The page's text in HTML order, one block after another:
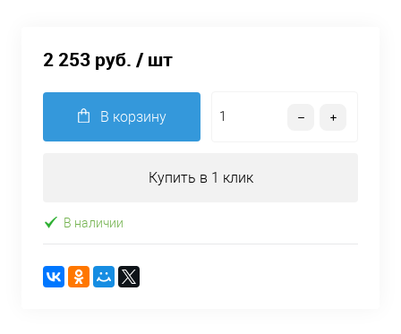
2 253 руб. / шт
В корзину
Купить в 1 клик
В наличии